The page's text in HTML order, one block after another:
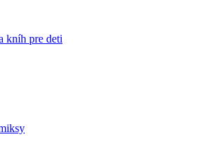
kníh pre deti